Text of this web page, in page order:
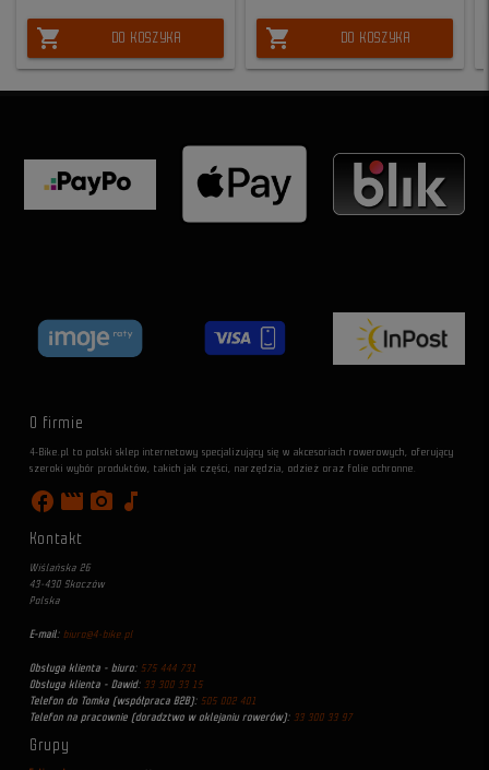
shopping_cart DO KOSZYKA shopping_cart DO KOSZYKA
O firmie
4-Bike.pl to polski sklep internetowy specjalizujący się w akcesoriach rowerowych, oferujący
szeroki wybór produktów, takich jak części, narzędzia, odzież oraz folie ochronne.
facebook movie photo_camera music_note
Kontakt
Wiślańska 26
43-430 Skoczów
Polska
E-mail: biuro@4-bike.pl
Obsługa klienta - biuro: 575 444 731
Obsługa klienta - Dawid: 33 300 33 15
Telefon do Tomka (współpraca B2B): 505 002 401
Telefon na pracownie (doradztwo w oklejaniu rowerów): 33 300 33 97
Grupy